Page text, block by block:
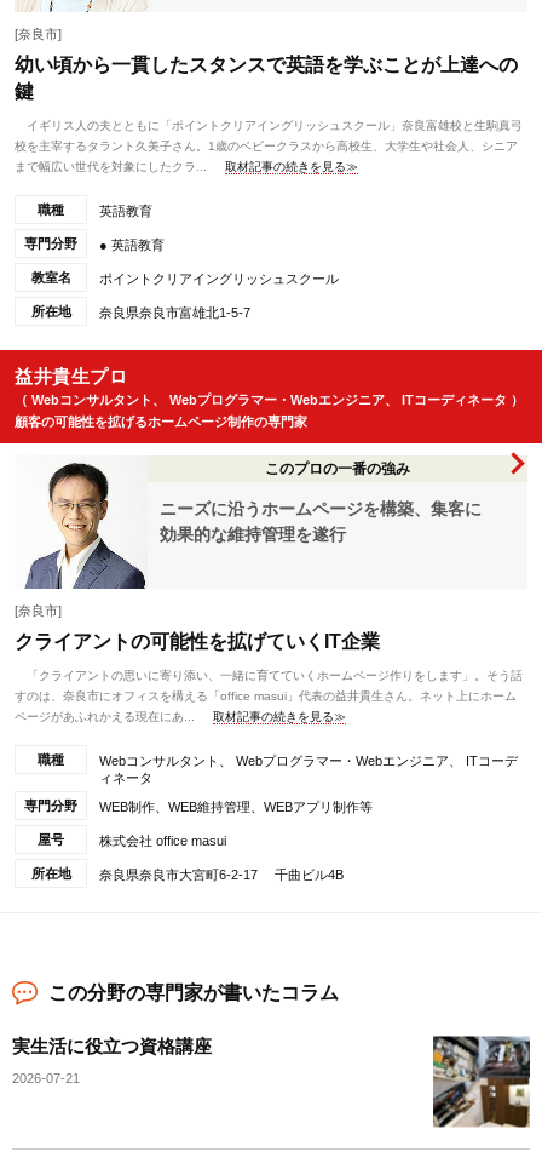
[奈良市]
幼い頃から一貫したスタンスで英語を学ぶことが上達への
鍵
イギリス人の夫とともに「ポイントクリアイングリッシュスクール」奈良富雄校と生駒真弓
校を主宰するタラント久美子さん。1歳のベビークラスから高校生、大学生や社会人、シニア
まで幅広い世代を対象にしたクラ...
取材記事の続きを見る≫
職種 英語教育
専門分野 ● 英語教育
教室名 ポイントクリアイングリッシュスクール
所在地 奈良県奈良市富雄北1-5-7
益井貴生プロ
（ Webコンサルタント、 Webプログラマー・Webエンジニア、 ITコーディネータ ）
顧客の可能性を拡げるホームページ制作の専門家
このプロの一番の強み
ニーズに沿うホームページを構築、集客に
効果的な維持管理を遂行
[奈良市]
クライアントの可能性を拡げていくIT企業
「クライアントの思いに寄り添い、一緒に育てていくホームページ作りをします」。そう話
すのは、奈良市にオフィスを構える「office masui」代表の益井貴生さん。ネット上にホーム
ページがあふれかえる現在にあ...
取材記事の続きを見る≫
職種
Webコンサルタント、 Webプログラマー・Webエンジニア、 ITコーデ
ィネータ
専門分野
WEB制作、WEB維持管理、WEBアプリ制作等
屋号 株式会社 office masui
所在地 奈良県奈良市大宮町6-2-17 千曲ビル4B
この分野の専門家が書いたコラム
実生活に役立つ資格講座
2026-07-21